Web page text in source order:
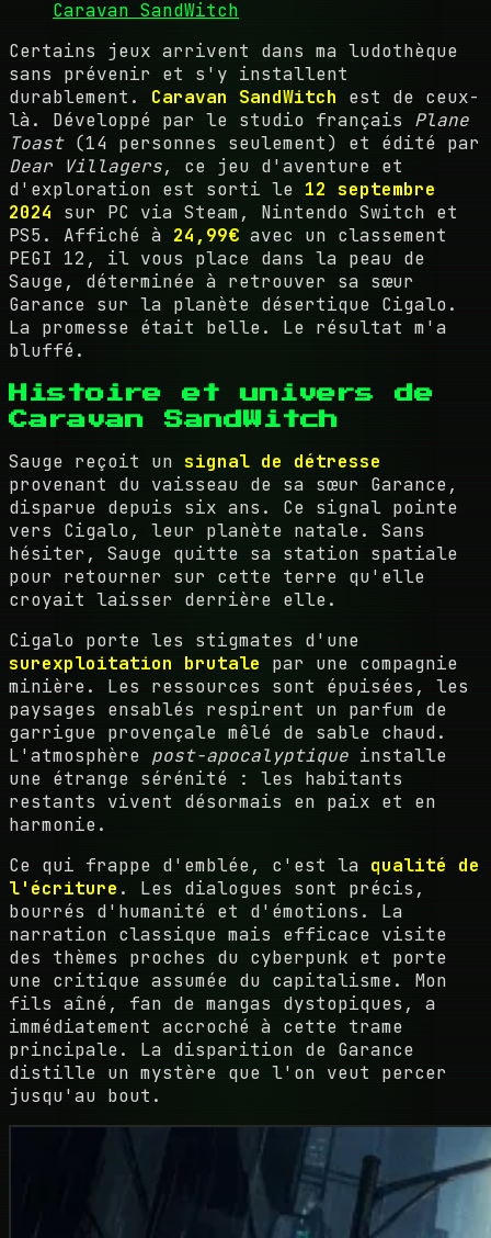
Caravan SandWitch
Certains jeux arrivent dans ma ludothèque
sans prévenir et s'y installent
durablement. Caravan SandWitch est de ceux-
là. Développé par le studio français Plane
Toast(14 personnes seulement) et édité par
Dear Villagers, ce jeu d'aventure et
d'exploration est sorti le 12 septembre
2024 sur PC via Steam, Nintendo Switch et
PS5. Affiché à 24,99€ avec un classement
PEGI 12, il vous place dans la peau de
Sauge, déterminée à retrouver sa sœur
Garance sur la planète désertique Cigalo.
La promesse était belle. Le résultat m'a
bluffé.
Histoire et univers de
Caravan SandWitch
Sauge reçoit un signal de détresse
provenant du vaisseau de sa sœur Garance,
disparue depuis six ans. Ce signal pointe
vers Cigalo, leur planète natale. Sans
hésiter, Sauge quitte sa station spatiale
pour retourner sur cette terre qu'elle
croyait laisser derrière elle.
Cigalo porte les stigmates d'une
surexploitation brutale par une compagnie
minière. Les ressources sont épuisées, les
paysages ensablés respirent un parfum de
garrigue provençale mêlé de sable chaud.
L'atmosphère post-apocalyptique installe
une étrange sérénité : les habitants
restants vivent désormais en paix et en
harmonie.
Ce qui frappe d'emblée, c'est la qualité de
l'écriture . Les dialogues sont précis,
bourrés d'humanité et d'émotions. La
narration classique mais efficace visite
des thèmes proches du cyberpunk et porte
une critique assumée du capitalisme. Mon
fils aîné, fan de mangas dystopiques, a
immédiatement accroché à cette trame
principale. La disparition de Garance
distille un mystère que l'on veut percer
jusqu'au bout.